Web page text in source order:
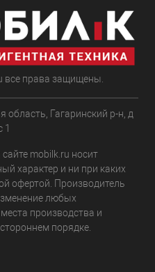
все права защищены.
область, Гагаринский р-н, д
1
mobilk.ru носит
характер и ни при каких
офертой. Производитель
любых
производства и
порядке.